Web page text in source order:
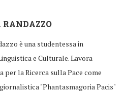
è una studentessa in
e Culturale. Lavora
per la Ricerca sulla Pace come
"Phantasmagoria Pacis"